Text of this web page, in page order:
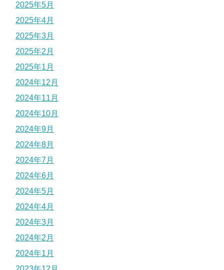
2025年5月
2025年4月
2025年3月
2025年2月
2025年1月
2024年12月
2024年11月
2024年10月
2024年9月
2024年8月
2024年7月
2024年6月
2024年5月
2024年4月
2024年3月
2024年2月
2024年1月